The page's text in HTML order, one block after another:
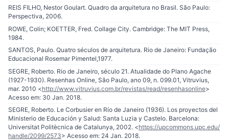
REIS FILHO, Nestor Goulart. Quadro da arquitetura no Brasil. São Paulo:
Perspectiva, 2006.
ROWE, Colin; KOETTER, Fred. Collage City. Cambridge: The MIT Press,
1984.
SANTOS, Paulo. Quatro séculos de arquitetura. Rio de Janeiro: Fundação
Educacional Rosemar Pimentel,1977.
SEGRE, Roberto. Rio de Janeiro, século 21. Atualidade do Plano Agache
(1927-1930). Resenhas Online, São Paulo, ano 09, n. 099.01, Vitruvius,
mar. 2010 <http://www.vitruvius.com.br/revistas/read/resenhasonline>
Acesso em: 30 Jan. 2018.
SEGRE, Roberto. Le Corbusier en Río de Janeiro (1936). Los proyectos del
Ministerio de Educación y Salud: Santa Luzia y Castelo. Barcelona:
Universitat Politècnica de Catalunya, 2002. <https://upcommons.upc.edu/
handle/2099/2573> Acesso em: 24 Jan. 2018.